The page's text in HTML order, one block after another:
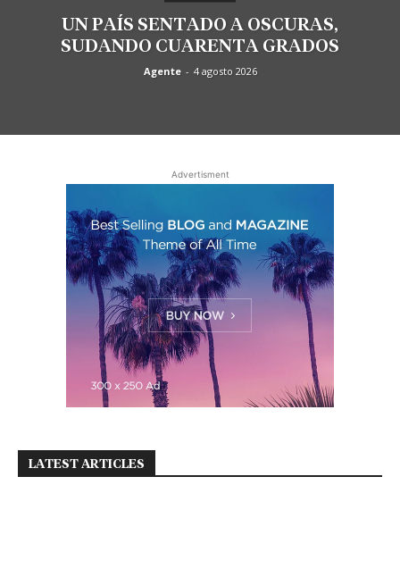
UN PAÍS SENTADO A OSCURAS,
SUDANDO CUARENTA GRADOS
Agente - 4 agosto 2026
Advertisment
LATEST ARTICLES